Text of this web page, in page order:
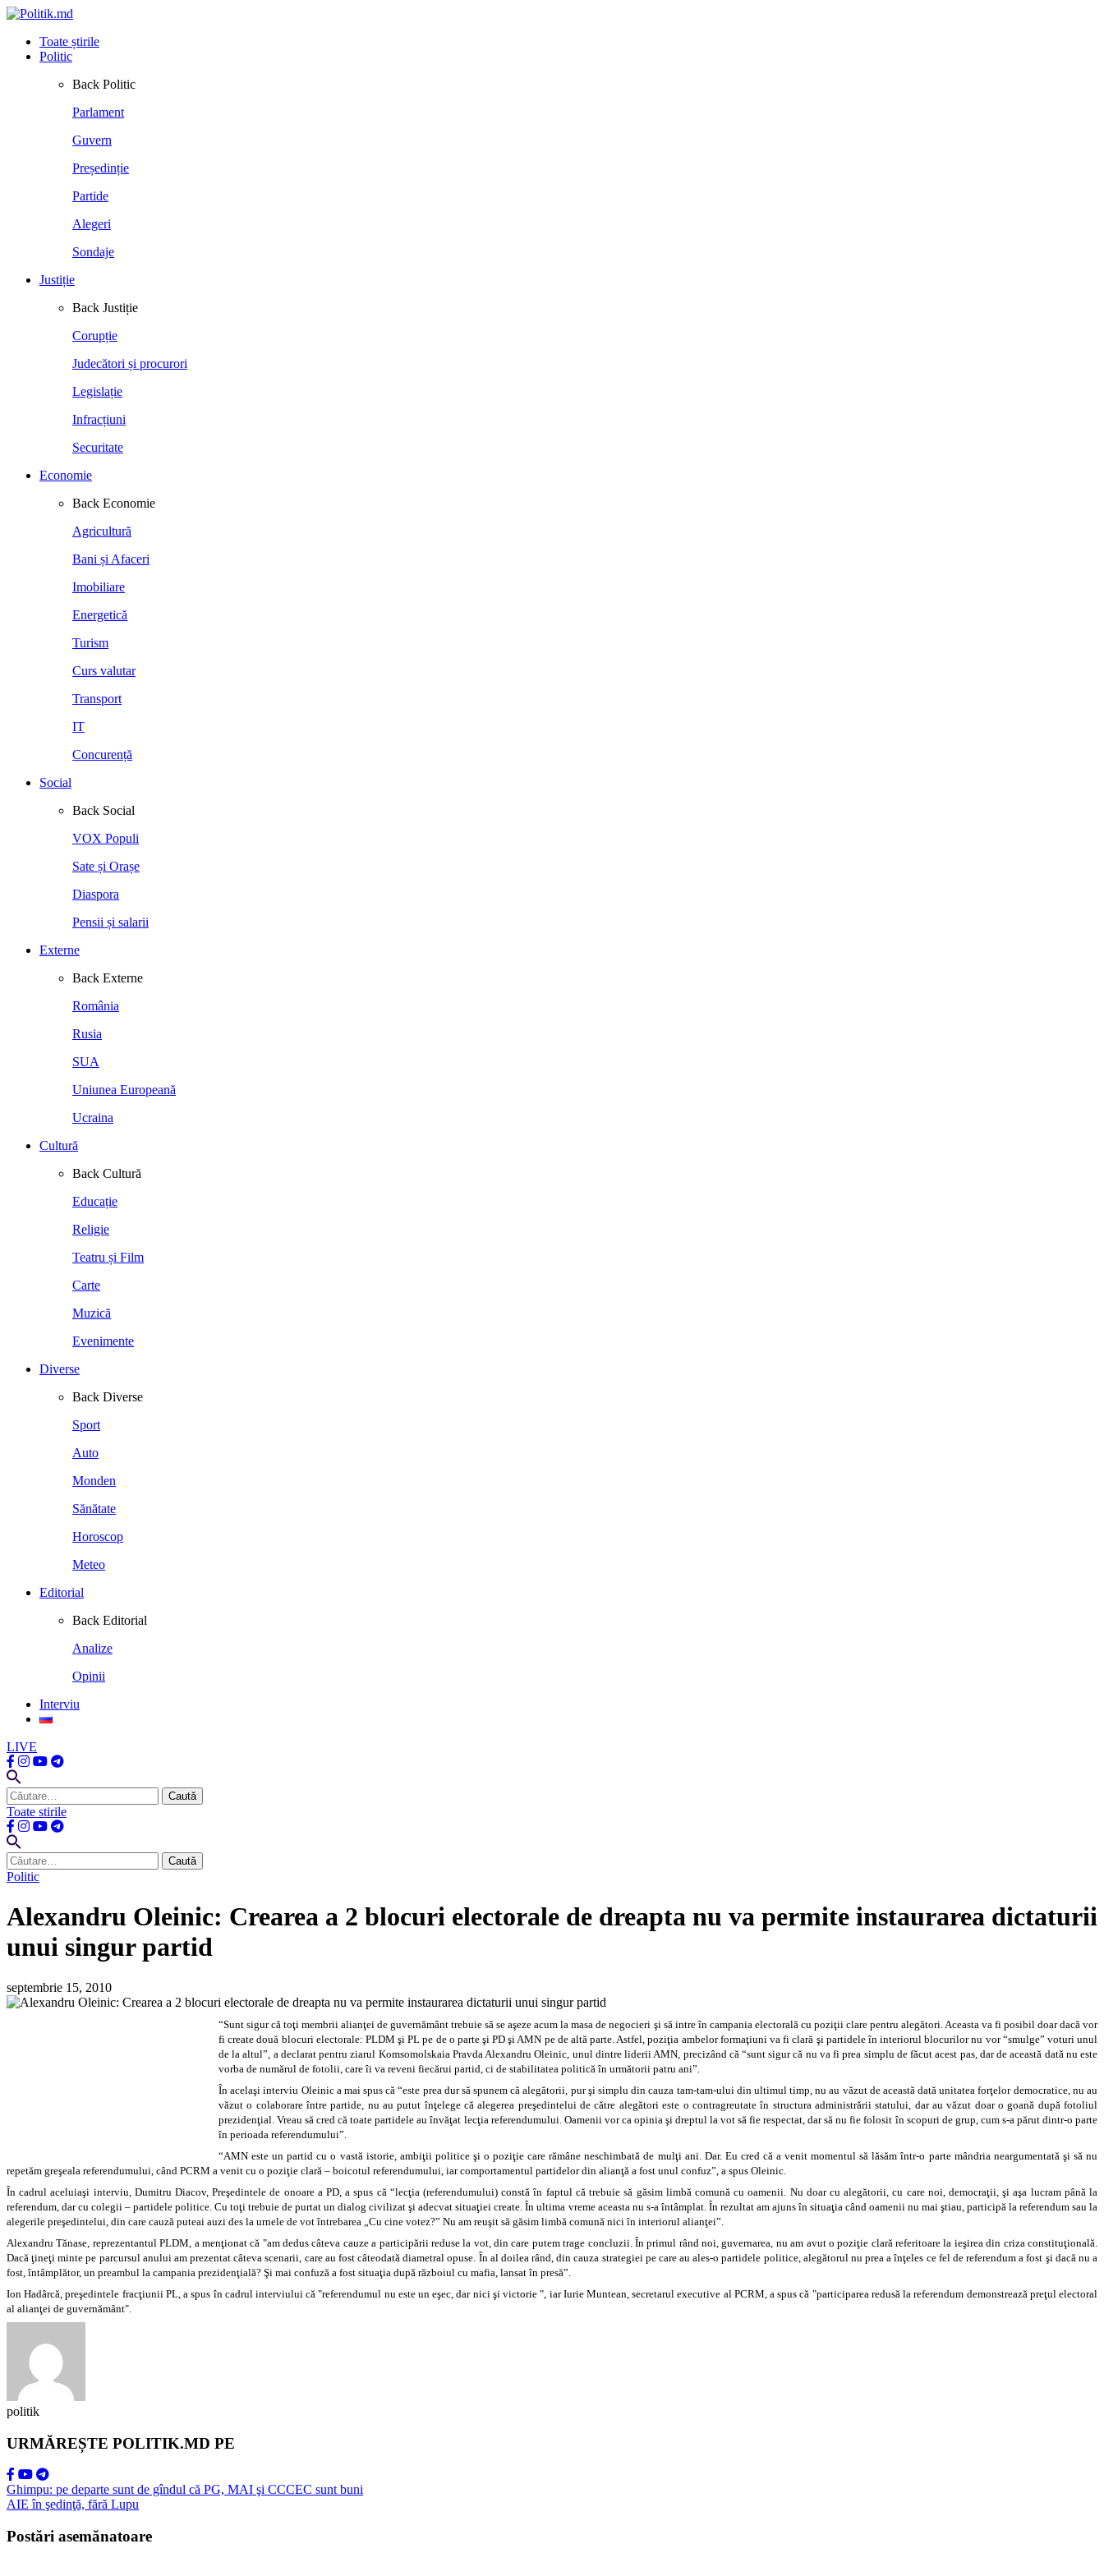
Toate știrile
Politic
Back Politic
Parlament
Guvern
Președinție
Partide
Alegeri
Sondaje
Justiție
Back Justiție
Corupție
Judecători și procurori
Legislație
Infracțiuni
Securitate
Economie
Back Economie
Agricultură
Bani și Afaceri
Imobiliare
Energetică
Turism
Curs valutar
Transport
IT
Concurență
Social
Back Social
VOX Populi
Sate și Orașe
Diaspora
Pensii și salarii
Externe
Back Externe
România
Rusia
SUA
Uniunea Europeană
Ucraina
Cultură
Back Cultură
Educație
Religie
Teatru și Film
Carte
Muzică
Evenimente
Diverse
Back Diverse
Sport
Auto
Monden
Sănătate
Horoscop
Meteo
Editorial
Back Editorial
Analize
Opinii
Interviu
LIVE
Caută
după:
Toate stirile
Caută
după:
Politic
Alexandru Oleinic: Crearea a 2 blocuri electorale de dreapta nu va permite instaurarea dictaturii
unui singur partid
septembrie 15, 2010
“Sunt sigur că toţi membrii alianţei de guvernământ trebuie să se aşeze acum la masa de negocieri şi să intre în campania electorală cu poziţii clare pentru alegători. Aceasta va fi posibil doar dacă vor
fi create două blocuri electorale: PLDM şi PL pe de o parte şi PD şi AMN pe de altă parte. Astfel, poziţia ambelor formaţiuni va fi clară şi partidele în interiorul blocurilor nu vor “smulge” voturi unul
de la altul”, a declarat pentru ziarul Komsomolskaia Pravda Alexandru Oleinic, unul dintre liderii AMN, precizând că “sunt sigur că nu va fi prea simplu de făcut acest pas, dar de această dată nu este
vorba de numărul de fotolii, care îi va reveni fiecărui partid, ci de stabilitatea politică în următorii patru ani”.
În acelaşi interviu Oleinic a mai spus că “este prea dur să spunem că alegătorii, pur şi simplu din cauza tam-tam-ului din ultimul timp, nu au văzut de această dată unitatea forţelor democratice, nu au
văzut o colaborare între partide, nu au putut înţelege că alegerea preşedintelui de către alegători este o contragreutate în structura administrării statului, dar au văzut doar o goană după fotoliul
prezidenţial. Vreau să cred că toate partidele au învăţat lecţia referendumului. Oamenii vor ca opinia şi dreptul la vot să fie respectat, dar să nu fie folosit în scopuri de grup, cum s-a părut dintr-o parte
în perioada referendumului”.
“AMN este un partid cu o vastă istorie, ambiţii politice şi o poziţie care rămâne neschimbată de mulţi ani. Dar. Eu cred că a venit momentul să lăsăm într-o parte mândria neargumentată şi să nu
repetăm greşeala referendumului, când PCRM a venit cu o poziţie clară – boicotul referendumului, iar comportamentul partidelor din alianţă a fost unul confuz”, a spus Oleinic.
În cadrul aceluiaşi interviu, Dumitru Diacov, Preşedintele de onoare a PD, a spus că “lecţia (referendumului) constă în faptul că trebuie să găsim limbă comună cu oamenii. Nu doar cu alegătorii, cu care noi, democraţii, şi aşa lucram până la
referendum, dar cu colegii – partidele politice. Cu toţi trebuie de purtat un dialog civilizat şi adecvat situaţiei create. În ultima vreme aceasta nu s-a întâmplat. În rezultat am ajuns în situaţia când oamenii nu mai ştiau, participă la referendum sau la
alegerile preşedintelui, din care cauză puteai auzi des la urnele de vot întrebarea „Cu cine votez?” Nu am reuşit să găsim limbă comună nici în interiorul alianţei”.
Alexandru Tănase, reprezentantul PLDM, a menţionat că "am dedus câteva cauze a participării reduse la vot, din care putem trage concluzii. În primul rând noi, guvernarea, nu am avut o poziţie clară referitoare la ieşirea din criza constituţională.
Dacă ţineţi minte pe parcursul anului am prezentat câteva scenarii, care au fost câteodată diametral opuse. În al doilea rând, din cauza strategiei pe care au ales-o partidele politice, alegătorul nu prea a înţeles ce fel de referendum a fost şi dacă nu a
fost, întâmplător, un preambul la campania prezidenţială? Şi mai confuză a fost situaţia după războiul cu mafia, lansat în presă”.
Ion Hadârcă, preşedintele fracţiunii PL, a spus în cadrul interviului că "referendumul nu este un eşec, dar nici şi victorie ", iar Iurie Muntean, secretarul executive al PCRM, a spus că "participarea redusă la referendum demonstrează preţul electoral
al alianţei de guvernământ".
politik
URMĂREȘTE POLITIK.MD PE
Ghimpu: pe departe sunt de gîndul că PG, MAI şi CCCEC sunt buni
AIE în şedinţă, fără Lupu
Postări asemănatoare